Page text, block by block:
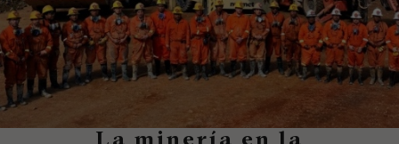
La minería en la